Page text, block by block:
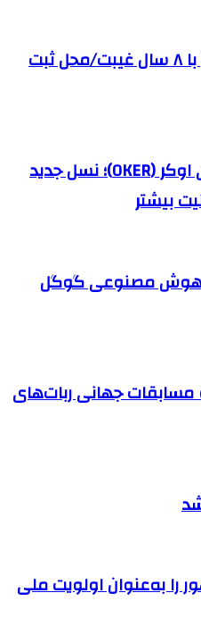
طرح انصار ویژه سربازان با ۸ سال غیبت/محل ثبت
معرفی کرکره فولادی اوکر (OKER)؛ نسل جدید
بیشتر
هوش مصنوعی گوگل
مسابقات جهانی ربات‌های
را به‌عنوان اولویت ملی